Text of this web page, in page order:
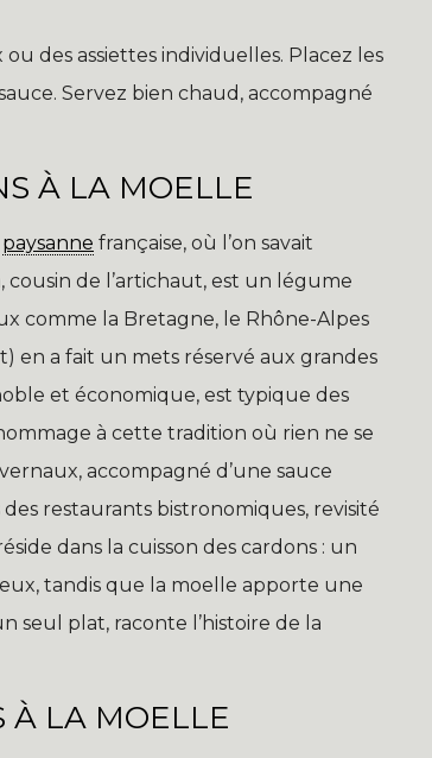
des assiettes individuelles. Placez les
Servez bien chaud, accompagné
À LA MOELLE
paysanne française, où l’on savait
de l’artichaut, est un légume
comme la Bretagne, le Rhône-Alpes
en a fait un mets réservé aux grandes
et économique, est typique des
à cette tradition où rien ne se
accompagné d’une sauce
restaurants bistronomiques, revisité
dans la cuisson des cardons : un
tandis que la moelle apporte une
seul plat, raconte l’histoire de la
À LA MOELLE